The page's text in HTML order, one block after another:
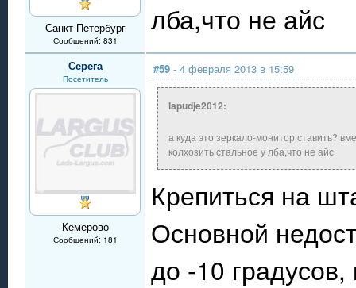
Санкт-Петербург
Сообщений: 831
лба,что не айс
Серега
Посетитель
Кемерово
Сообщений: 181
#59 - 4 февраля 2013 в 15:59
lapudje2012:
а куда это зеркало-монитор ставить?
колхозить стальное у лба,что не айс
Крепиться на
Основной
до -10